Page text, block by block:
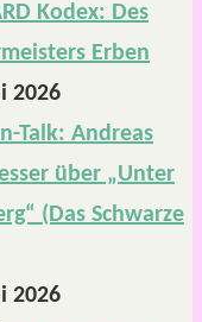
Kodex: Des
Erben
2026
Talk: Andreas
über „Unter
(Das Schwarze
2026